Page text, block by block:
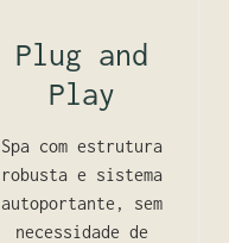
Plug and
Play
Spa com estrutura
robusta e sistema
autoportante, sem
necessidade de